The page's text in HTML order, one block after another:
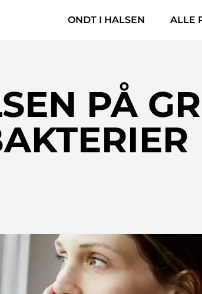
​ONDT I HALSEN ALLE
PÅ